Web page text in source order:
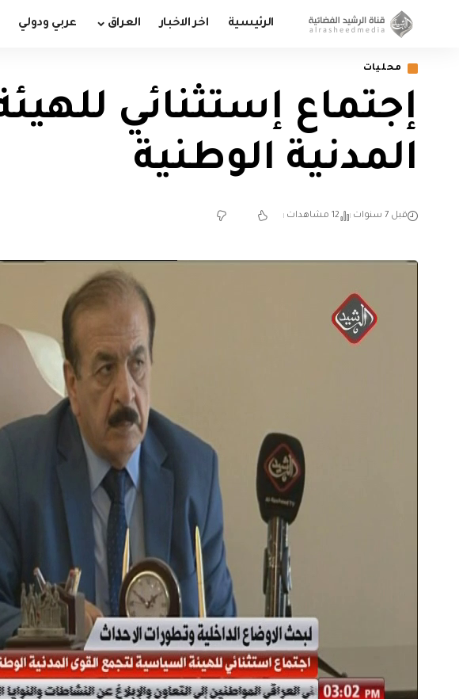
الرئيسية اخر الاخبار العراق عربي ودولي
محليات
إجتماع إستثنائي
المدنية الوطنية
قبل 7 سنوات 12 مشاهدات